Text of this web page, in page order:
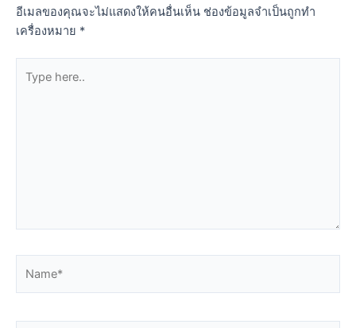
อีเมลของคุณจะไม่แสดงให้คนอื่นเห็น ช่องข้อมูลจำเป็นถูกทำ
เครื่องหมาย *
here..